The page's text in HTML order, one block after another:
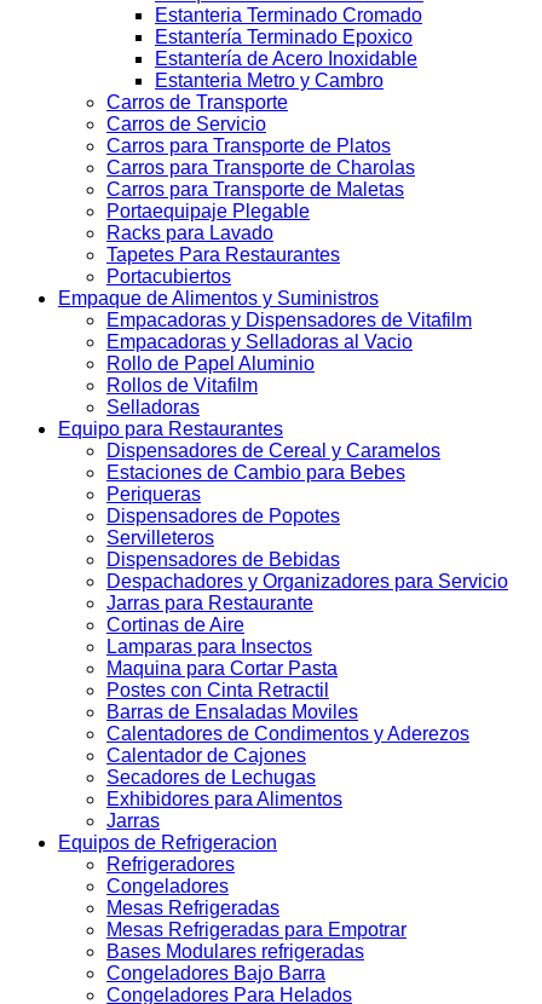
Estanteria Terminado Cromado
Estantería Terminado Epoxico
Estantería de Acero Inoxidable
Estanteria Metro y Cambro
Carros de Transporte
Carros de Servicio
Carros para Transporte de Platos
Carros para Transporte de Charolas
Carros para Transporte de Maletas
Portaequipaje Plegable
Racks para Lavado
Tapetes Para Restaurantes
Portacubiertos
Empaque de Alimentos y Suministros
Empacadoras y Dispensadores de Vitafilm
Empacadoras y Selladoras al Vacio
Rollo de Papel Aluminio
Rollos de Vitafilm
Selladoras
Equipo para Restaurantes
Dispensadores de Cereal y Caramelos
Estaciones de Cambio para Bebes
Periqueras
Dispensadores de Popotes
Servilleteros
Dispensadores de Bebidas
Despachadores y Organizadores para Servicio
Jarras para Restaurante
Cortinas de Aire
Lamparas para Insectos
Maquina para Cortar Pasta
Postes con Cinta Retractil
Barras de Ensaladas Moviles
Calentadores de Condimentos y Aderezos
Calentador de Cajones
Secadores de Lechugas
Exhibidores para Alimentos
Jarras
Equipos de Refrigeracion
Refrigeradores
Congeladores
Mesas Refrigeradas
Mesas Refrigeradas para Empotrar
Bases Modulares refrigeradas
Congeladores Bajo Barra
Congeladores Para Helados